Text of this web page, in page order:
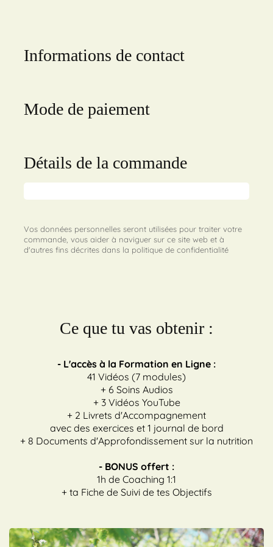
Informations de contact
Mode de paiement
Détails de la commande
Vos données personnelles seront utilisées pour traiter votre
commande, vous aider à naviguer sur ce site web et à
d'autres fins décrites dans la politique de confidentialité
Ce que tu vas obtenir :
- L'accès à la Formation en Ligne :
41 Vidéos (7 modules)
+ 6 Soins Audios
+ 3 Vidéos YouTube
+ 2 Livrets d'Accompagnement
avec des exercices et 1 journal de bord
+ 8 Documents d'Approfondissement sur la nutrition
- BONUS offert :
1h de Coaching 1:1
+ ta Fiche de Suivi de tes Objectifs